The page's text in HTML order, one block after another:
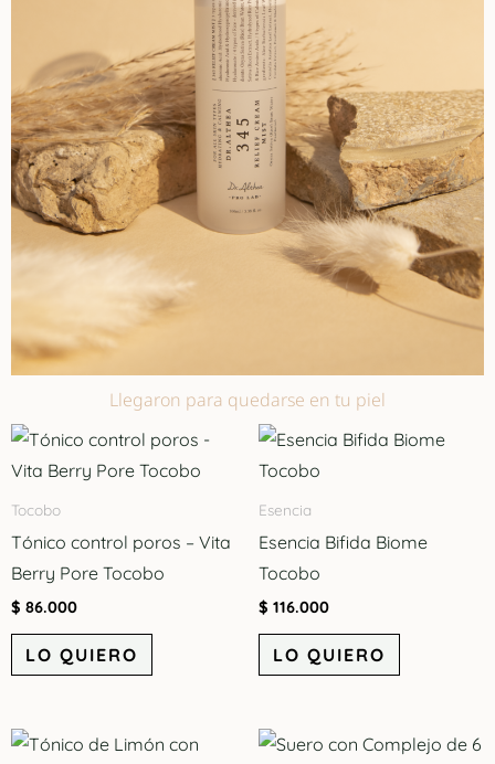
Llegaron para quedarse en tu piel
Tocobo
Tónico control poros – Vita
Berry Pore Tocobo
$ 86.000
LO QUIERO
Esencia
Esencia Bifida Biome
Tocobo
$ 116.000
LO QUIERO